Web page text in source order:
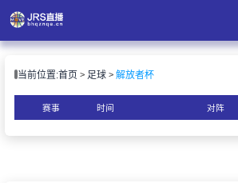
播
播
当前位置:首页 足球 解放者杯
赛事 时间 对阵